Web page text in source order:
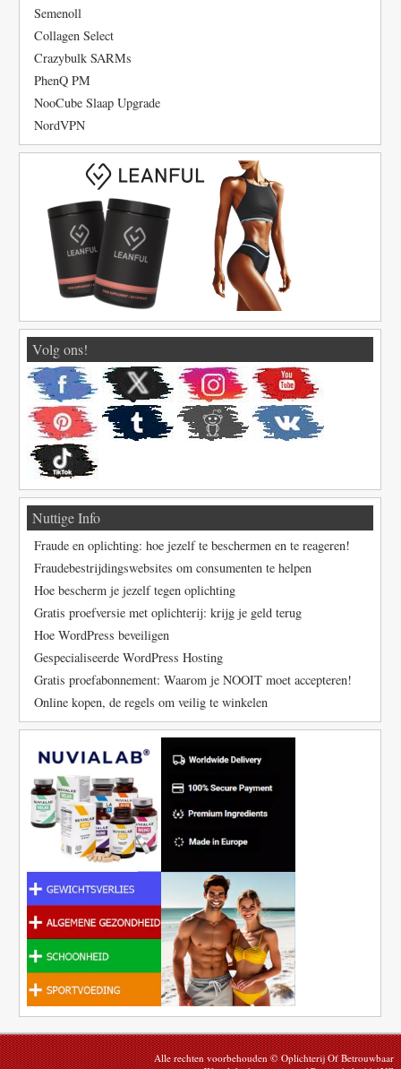
Semenoll
Collagen Select
Crazybulk SARMs
PhenQ PM
NooCube Slaap Upgrade
NordVPN
Volg ons!
Nuttige Info
Fraude en oplichting: hoe jezelf te beschermen en te reageren!
Fraudebestrijdingswebsites om consumenten te helpen
Hoe bescherm je jezelf tegen oplichting
Gratis proefversie met oplichterij: krijg je geld terug
Hoe WordPress beveiligen
Gespecialiseerde WordPress Hosting
Gratis proefabonnement: Waarom je NOOIT moet accepteren!
Online kopen, de regels om veilig te winkelen
Alle rechten voorbehouden © Oplichterij Of Betrouwbaar